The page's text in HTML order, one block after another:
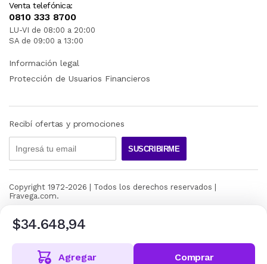
$34.648,94
Comprar
Agregar
Venta telefónica:
0810 333 8700
LU-VI de 08:00 a 20:00
SA de 09:00 a 13:00
Información legal
Protección de Usuarios Financieros
Recibí ofertas y promociones
SUSCRIBIRME
Copyright 1972-2026 | Todos los derechos reservados |
Fravega.com.